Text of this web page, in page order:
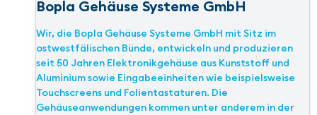
Bopla Gehäuse Systeme GmbH
Wir, die Bopla Gehäuse Systeme GmbH mit Sitz im
ostwestfälischen Bünde, entwickeln und produzieren
seit 50 Jahren Elektronikgehäuse aus Kunststoff und
Aluminium sowie Eingabeeinheiten wie beispielsweise
Touchscreens und Folientastaturen. Die
Gehäuseanwendungen kommen unter anderem in der